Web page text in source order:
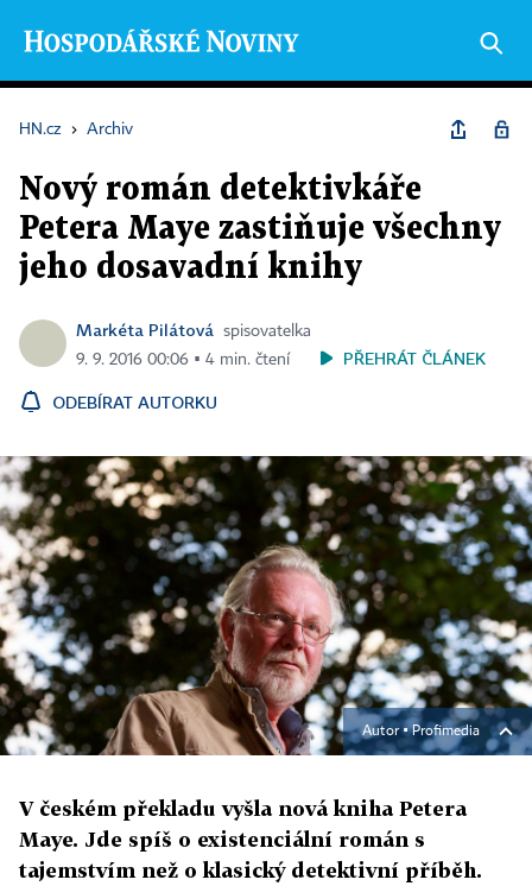
HN.cz › Archiv
Nový román detektivkáře
Petera Maye zastiňuje všechny
jeho dosavadní knihy
Markéta Pilátová
spisovatelka
9. 9. 2016 00:06 ▪ 4 min. čtení
PŘEHRÁT ČLÁNEK
ODEBÍRAT AUTORKU
Autor ▪Profimedia
V českém překladu vyšla nová kniha Petera
Maye. Jde spíš o existenciální román s
tajemstvím než o klasický detektivní příběh.